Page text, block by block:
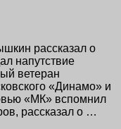
рассказал о
напутствие
ветеран
«Динамо» и
«МК» вспомнил
рассказал о …